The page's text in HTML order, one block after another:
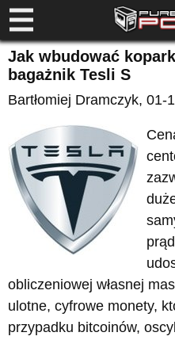
Jak wbudować
bagażnik Tesli S
Bartłomiej Dramczyk, 01-
obliczeniowej własnej
ulotne, cyfrowe monety,
przypadku bitcoinów,